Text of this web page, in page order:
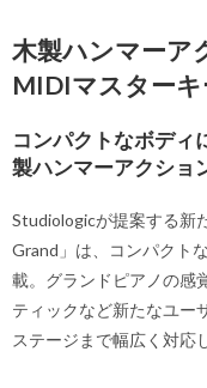
木製ハンマーア
MIDIマスターキ
コンパクトなボディ
製ハンマーアクショ
Studiologicが提案する新
Grand」は、コンパクト
載。グランドピアノの感
ティックなど新たなユー
ステージまで幅広く対応